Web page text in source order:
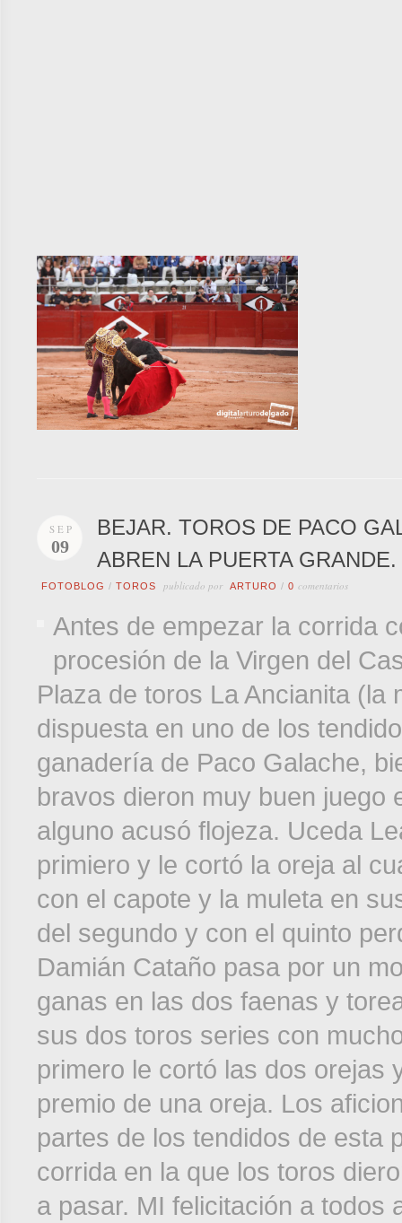
SEP
09
BEJAR. TOROS DE PACO
ABREN LA PUERTA GRANDE.
FOTOBLOG / TOROS publicado por ARTURO / 0 comentarios
Antes de empezar la corrida
procesión de la Virgen del
Plaza de toros La Ancianita
dispuesta en uno de los
ganadería de Paco Galache,
bravos dieron muy buen juego
alguno acusó flojeza. Uceda
primiero y le cortó la oreja al
con el capote y la muleta en
del segundo y con el quinto
Damián Cataño pasa por un
ganas en las dos faenas y
sus dos toros series con
primero le cortó las dos orejas
premio de una oreja. Los
partes de los tendidos de esta
corrida en la que los toros
a pasar. MI felicitación a todos